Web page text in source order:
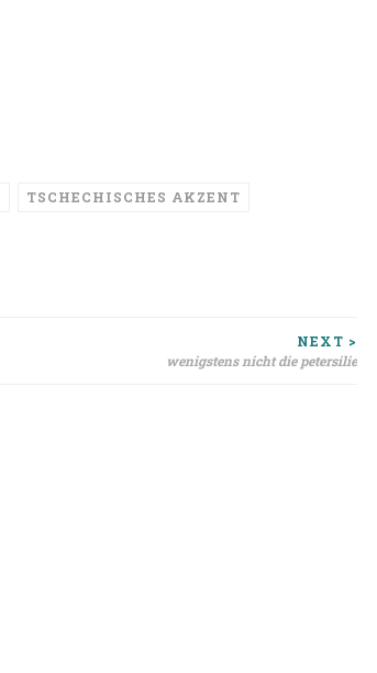
TSCHECHISCHES AKZENT
NEXT >
wenigstens nicht die petersilie